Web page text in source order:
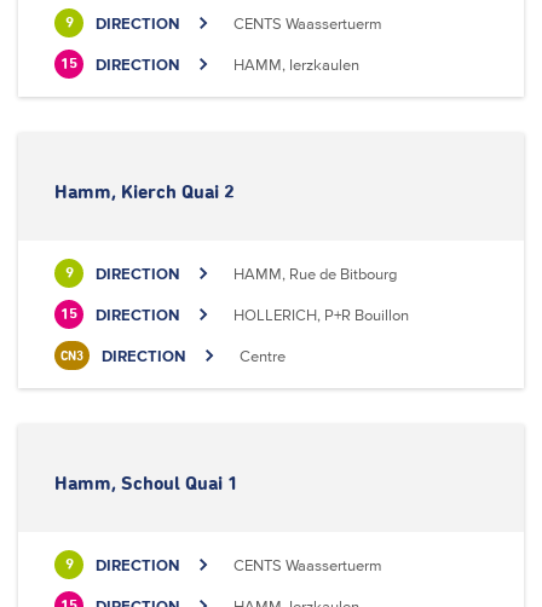
9 DIRECTION CENTS Waassertuerm
15 DIRECTION HAMM, Ierzkaulen
Hamm, Kierch Quai 2
9 DIRECTION HAMM, Rue de Bitbourg
15 DIRECTION HOLLERICH, P+R Bouillon
CN3 DIRECTION Centre
Hamm, Schoul Quai 1
9 DIRECTION CENTS Waassertuerm